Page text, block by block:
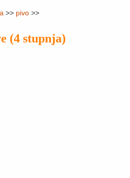
>> pivo >>
(4 stupnja)